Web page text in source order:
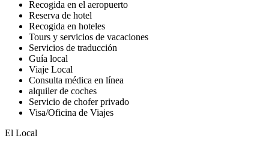
Recogida en el aeropuerto
Reserva de hotel
Recogida en hoteles
Tours y servicios de vacaciones
Servicios de traducción
Guía local
Viaje Local
Consulta médica en línea
alquiler de coches
Servicio de chofer privado
Visa/Oficina de Viajes
El Local